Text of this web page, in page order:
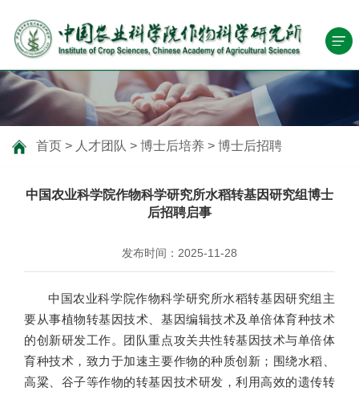
首页 > 人才团队 > 博士后培养 > 博士后招聘
中国农业科学院作物科学研究所水稻转基因研究组博士
后招聘启事
发布时间：2025-11-28
中国农业科学院作物科学研究所水稻转基因研究组主
要从事植物转基因技术、基因编辑技术及单倍体育种技术
的创新研发工作。团队重点攻关共性转基因技术与单倍体
育种技术，致力于加速主要作物的种质创新；围绕水稻、
高粱、谷子等作物的转基因技术研发，利用高效的遗传转